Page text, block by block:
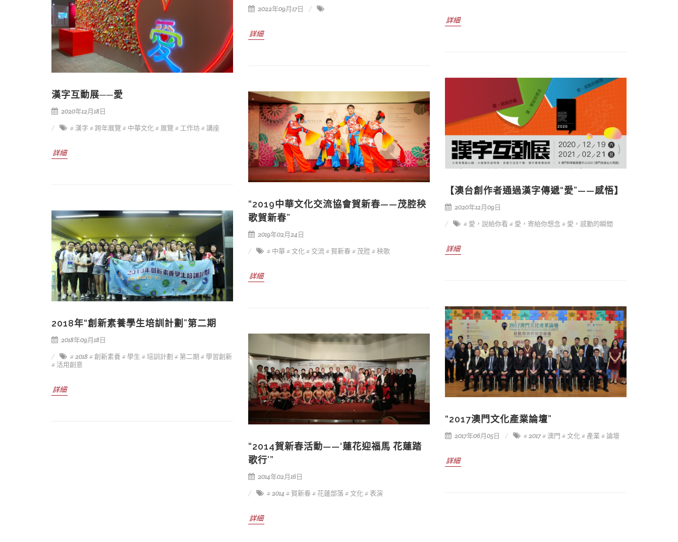
2022年09月17日
詳細
詳細
漢字互動展──愛
2020年12月18日
# 漢字 # 跨年展覽 # 中華文化# 展覽 # 工作坊# 講座
詳細
【澳台創作者通過漢字傳遞“愛”——感悟】
2020年12月09日
# 愛，說給你看 # 愛，寄給你想念 # 愛，感動的瞬間
詳細
“2019中華文化交流協會賀新春——茂腔秧
歌賀新春”
2019年02月24日
# 中華# 文化# 交流# 賀新春# 茂腔 # 秧歌
詳細
2018年“創新素養學生培訓計劃”第二期
2018年09月18日
# 2018# 創新素養# 學生 # 培訓計劃 # 第二期 # 學習創新
# 活用創意
詳細
“2017澳門文化產業論壇”
2017年06月05日 # 2017# 澳門 # 文化# 產業 # 論壇
詳細
“2014賀新春活動——‘蓮花迎福馬 花蓮踏
歌行’”
2014年02月16日
# 2014# 賀新春# 花蓮部落# 文化# 表演
詳細